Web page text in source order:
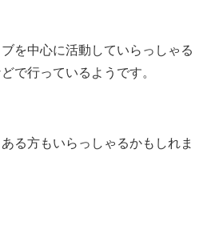
を中心に活動していらっしゃる
で行っているようです。
る方もいらっしゃるかもしれま